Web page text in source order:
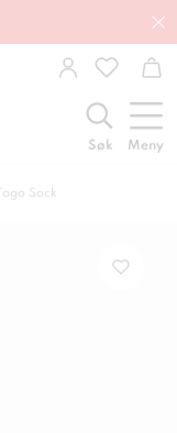
Søk Meny
Togo Sock